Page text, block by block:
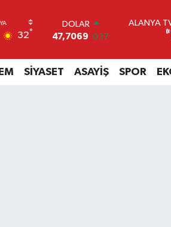
32°
DOLAR
47,7069 0.17
55,0265 0.01
STERLİN
ALANYA
SİYASET ASAYİŞ SPOR